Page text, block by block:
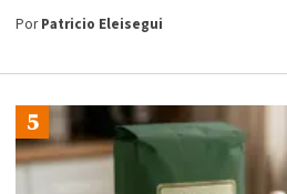
PorPatricio Eleisegui